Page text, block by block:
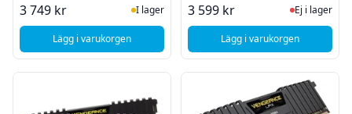
3 749 kr I Lager
I lager
Lägg i varukorgen, G.Skill Trident Z NEO 32GB (2 x 16GB) 3600MHz DDR4
3 599 kr Ej i lager,
Ej i lager
Lägg i varukorgen
, G.Skill Trident Z